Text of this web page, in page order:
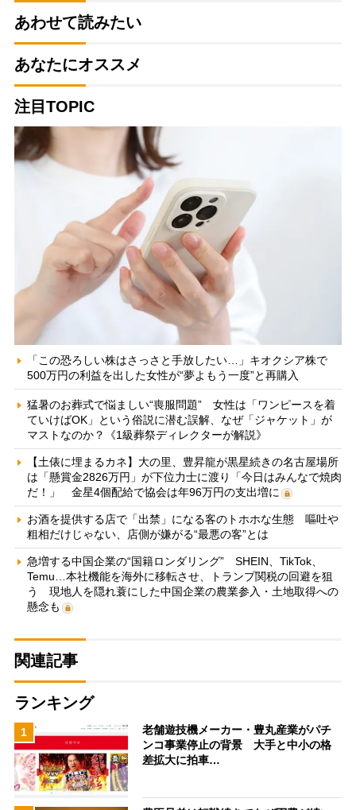
あわせて読みたい
あなたにオススメ
注目TOPIC
「この恐ろしい株はさっさと手放したい…」キオクシア株で
500万円の利益を出した女性が“夢よもう一度”と再購入
猛暑のお葬式で悩ましい“喪服問題” 女性は「ワンピースを着
ていけばOK」という俗説に潜む誤解、なぜ「ジャケット」が
マストなのか？《1級葬祭ディレクターが解説》
【土俵に埋まるカネ】大の里、豊昇龍が黒星続きの名古屋場所
は「懸賞金2826万円」が下位力士に渡り「今日はみんなで焼肉
だ！」 金星4個配給で協会は年96万円の支出増に
お酒を提供する店で「出禁」になる客のトホホな生態 嘔吐や
粗相だけじゃない、店側が嫌がる“最悪の客”とは
急増する中国企業の“国籍ロンダリング” SHEIN、TikTok、
Temu…本社機能を海外に移転させ、トランプ関税の回避を狙
う 現地人を隠れ蓑にした中国企業の農業参入・土地取得への
懸念も
関連記事
ランキング
1
老舗遊技機メーカー・豊丸産業がパチ
ンコ事業停止の背景 大手と中小の格
差拡大に拍車…